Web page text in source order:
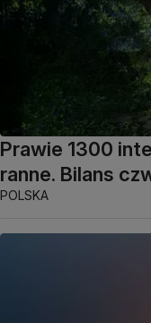
Prawie 1300
ranne. Bilans
POLSKA